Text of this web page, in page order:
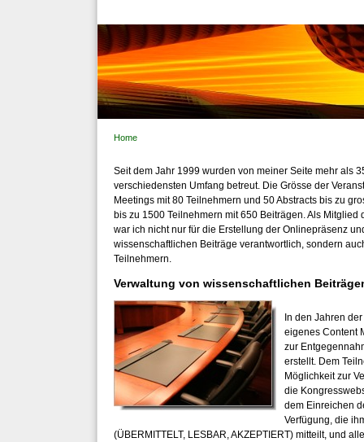
Home
Seit dem Jahr 1999 wurden von meiner Seite mehr als
verschiedensten Umfang betreut. Die Grösse der
Meetings mit 80 Teilnehmern und 50 Abstracts bis zu
bis zu 1500 Teilnehmern mit 650 Beiträgen. Als
war ich nicht nur für die Erstellung der Onlinepräsenz
wissenschaftlichen Beiträge verantwortlich, sondern
Teilnehmern.
Verwaltung von wissenschaftlichen
In den Jahren
eigenes Content
zur
erstellt. Dem
Möglichkeit zur
die
dem Einreichen
Verfügung, die
(ÜBERMITTELT, LESBAR, AKZEPTIERT) mitteilt, und